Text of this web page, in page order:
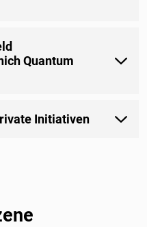
Quantum
Initiativen